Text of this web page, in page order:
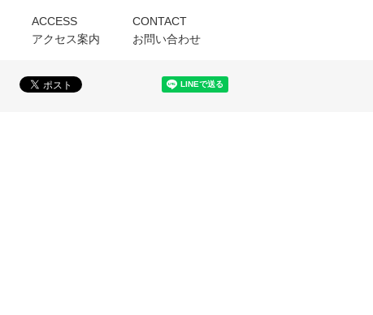
ACCESS
アクセス案内
CONTACT
お問い合わせ